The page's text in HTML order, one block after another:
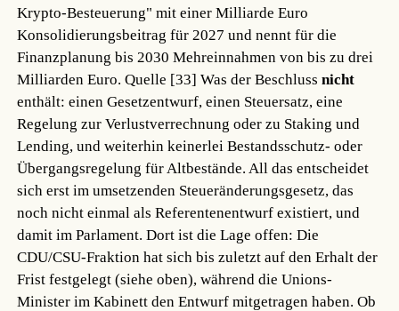
Krypto-Besteuerung" mit einer Milliarde Euro
Konsolidierungsbeitrag für 2027 und nennt für die
Finanzplanung bis 2030 Mehreinnahmen von bis zu drei
Milliarden Euro.Quelle [33] Was der Beschlussnicht
enthält: einen Gesetzentwurf, einen Steuersatz, eine
Regelung zur Verlustverrechnung oder zu Staking und
Lending, und weiterhin keinerlei Bestandsschutz- oder
Übergangsregelung für Altbestände. All das entscheidet
sich erst im umsetzenden Steueränderungsgesetz, das
noch nicht einmal als Referentenentwurf existiert, und
damit im Parlament. Dort ist die Lage offen: Die
CDU/CSU-Fraktion hat sich bis zuletzt auf den Erhalt der
Frist festgelegt (siehe oben), während die Unions-
Minister im Kabinett den Entwurf mitgetragen haben. Ob